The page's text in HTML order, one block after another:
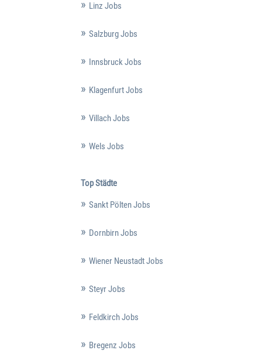
Linz Jobs
Salzburg Jobs
Innsbruck Jobs
Klagenfurt Jobs
Villach Jobs
Wels Jobs
Top Städte
Sankt Pölten Jobs
Dornbirn Jobs
Wiener Neustadt Jobs
Steyr Jobs
Feldkirch Jobs
Bregenz Jobs